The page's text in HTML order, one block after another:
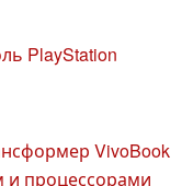
PlayStation
VivoBook
и процессорами